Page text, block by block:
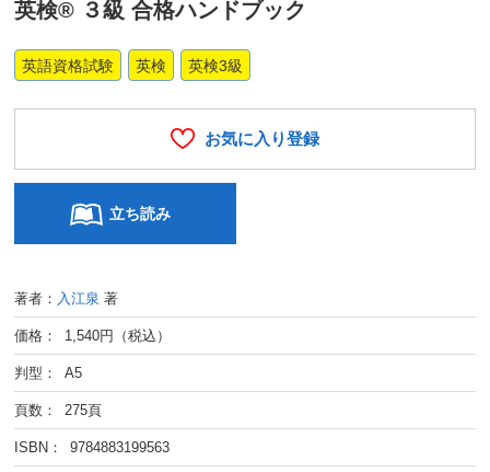
英検® ３級 合格ハンドブック
英語資格試験 英検 英検3級
お気に入り登録
立ち読み
著者： 入江泉 著
価格： 1,540円（税込）
判型： A5
頁数： 275頁
ISBN： 9784883199563